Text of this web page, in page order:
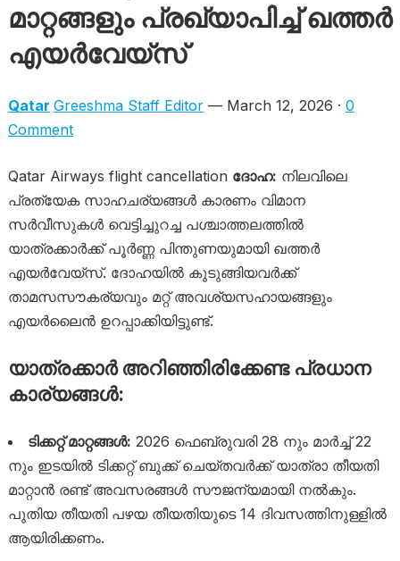
മാറ്റങ്ങളും പ്രഖ്യാപിച്ച് ഖത്തർ
എയർവേയ്‌സ്
Qatar Greeshma Staff Editor— March 12, 2026 · 0
Comment
Qatar Airways flight cancellation ദോഹ: നിലവിലെ
പ്രത്യേക സാഹചര്യങ്ങൾ കാരണം വിമാന
സർവീസുകൾ വെട്ടിച്ചുറച്ച പശ്ചാത്തലത്തിൽ
യാത്രക്കാർക്ക് പൂർണ്ണ പിന്തുണയുമായി ഖത്തർ
എയർവേയ്‌സ്. ദോഹയിൽ കുടുങ്ങിയവർക്ക്
താമസസൗകര്യവും മറ്റ് അവശ്യസഹായങ്ങളും
എയർലൈൻ ഉറപ്പാക്കിയിട്ടുണ്ട്.
യാത്രക്കാർ അറിഞ്ഞിരിക്കേണ്ട പ്രധാന
കാര്യങ്ങൾ:
ടിക്കറ്റ് മാറ്റങ്ങൾ: 2026 ഫെബ്രുവരി 28 നും മാർച്ച് 22
നും ഇടയിൽ ടിക്കറ്റ് ബുക്ക് ചെയ്തവർക്ക് യാത്രാ തീയതി
മാറ്റാൻ രണ്ട് അവസരങ്ങൾ സൗജന്യമായി നൽകും.
പുതിയ തീയതി പഴയ തീയതിയുടെ 14 ദിവസത്തിനുള്ളിൽ
ആയിരിക്കണം.